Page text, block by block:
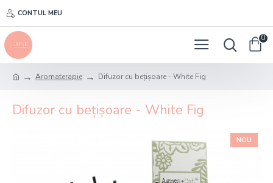
CONTUL MEU
0
Aromaterapie Difuzor cu bețișoare - White Fig
Difuzor cu bețișoare - White Fig
NOU